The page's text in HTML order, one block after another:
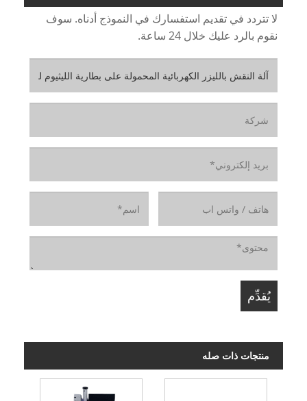
لا تتردد في تقديم استفسارك في النموذج أدناه. سوف
نقوم بالرد عليك خلال 24 ساعة.
منتجات ذات صله